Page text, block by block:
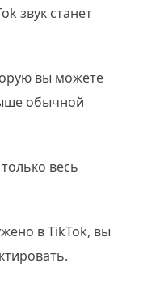
звук станет
вы можете
обычной
весь
в TikTok, вы